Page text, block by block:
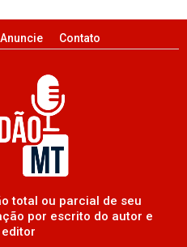
Anuncie Contato
total ou parcial de seu
por escrito do autor e